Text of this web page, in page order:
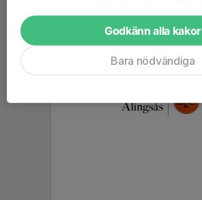
Godkänn alla kakor
Bara nödvändiga